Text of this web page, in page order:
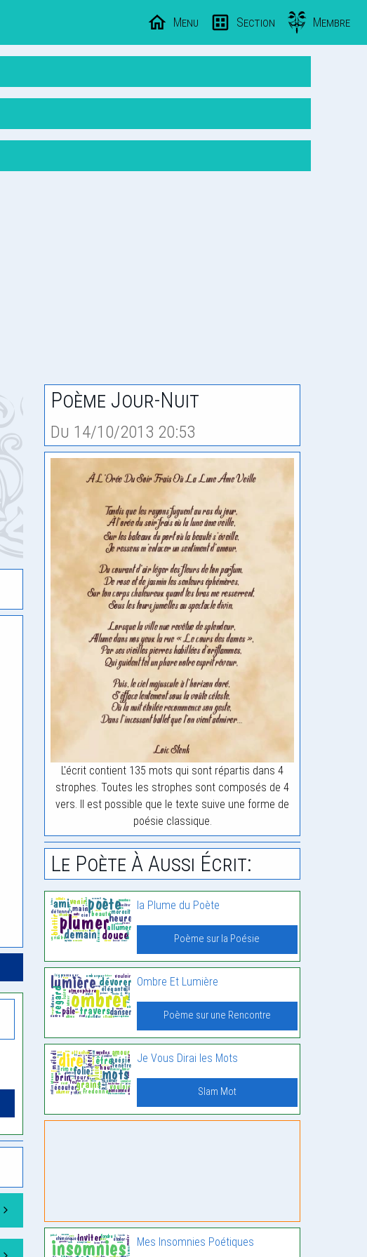
Menu Section Membre
Poème Jour-Nuit
Du 14/10/2013 20:53
L'écrit contient 135 mots qui sont répartis dans 4
strophes. Toutes les strophes sont composés de 4
vers. Il est possible que le texte suive une forme de
poésie classique.
Le Poète À Aussi Écrit:
la Plume du Poète
Poème sur la Poésie
Ombre Et Lumière
Poème sur une Rencontre
Je Vous Dirai les Mots
Slam Mot
Mes Insomnies Poétiques